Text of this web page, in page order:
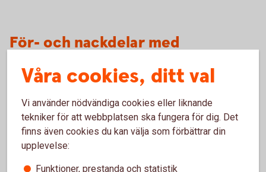
För- och nackdelar med
aktiederivat (optioner)
Fördelar
Kan användas till att skydda ett innehav mot
kursnedgång.
Våra cookies, ditt val
Vi använder nödvändiga cookies eller liknande
tekniker för att webbplatsen ska fungera för dig. Det
finns även cookies du kan välja som förbättrar din
upplevelse:
Funktioner, prestanda och statistik